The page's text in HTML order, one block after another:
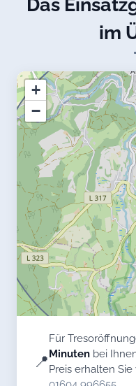
im
+
−
📍
Für
Minuten bei
Preis erhalten